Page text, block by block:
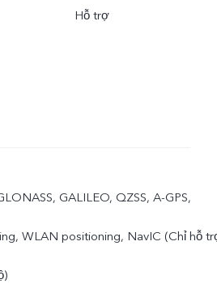
Hỗ trợ
GALILEO, QZSS, A-GPS,
WLAN positioning, NavIC (Chỉ hỗ